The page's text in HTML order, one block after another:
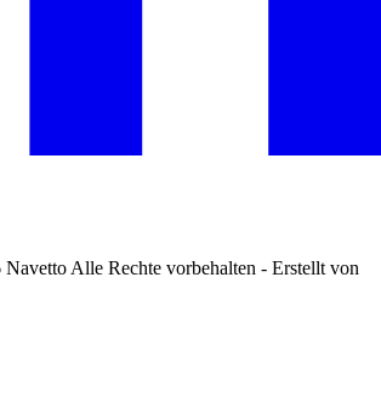
Alle Rechte vorbehalten - Erstellt von